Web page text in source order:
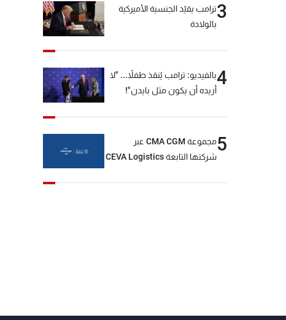
3ترامب يقيّد الجنسية الأميركية
بالولادة
4بالفيديو: ترامب يُنقذ طفلاً... "لا
أريده أن يكون مثل بايدن"!
5
مجموعة CMA CGM عبر
شركتها التابعة CEVA Logistics